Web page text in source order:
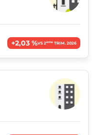
+2,03 %VS 2èmeTRIM. 2026